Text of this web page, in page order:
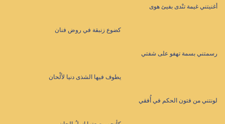
أغنيتني غيمة تنْدى بفيئ هوى
كضوع زنبقة في روض فنان
رسمتني بسمة تهفو على شفتي
يطوف فيها الشذى دنيا لألْحان
لونتني من فتون الحكم في أُفقي